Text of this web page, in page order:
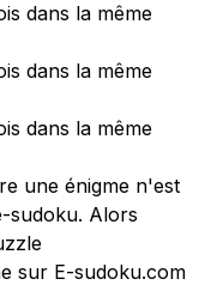
dans la même
dans la même
dans la même
une énigme n'est
sudoku. Alors
sur E-sudoku.com